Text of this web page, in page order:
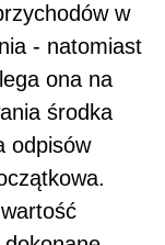
w
- natomiast
ona na
środka
odpisów